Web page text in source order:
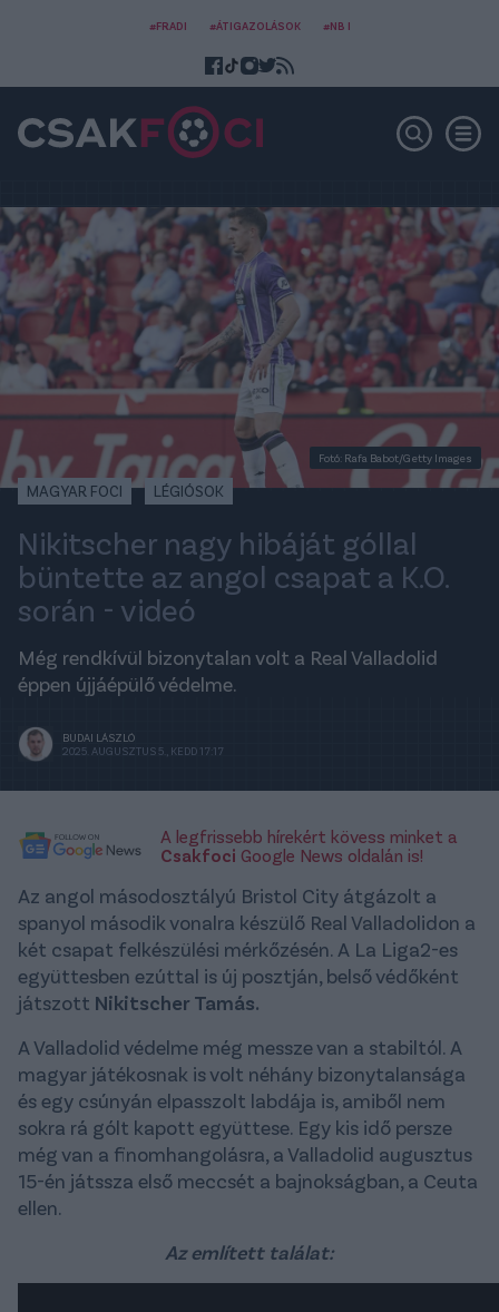
#FRADI #ÁTIGAZOLÁSOK #NB I
Fotó: Rafa Babot/Getty Images
MAGYAR FOCI LÉGIÓSOK
Nikitscher nagy hibáját góllal
büntette az angol csapat a K.O.
során - videó
Még rendkívül bizonytalan volt a Real Valladolid
éppen újjáépülő védelme.
BUDAI LÁSZLÓ
2025. AUGUSZTUS 5., KEDD 17:17
A legfrissebb hírekért kövess minket a
Csakfoci Google News oldalán is!
Az angol másodosztályú Bristol City átgázolt a
spanyol második vonalra készülő Real Valladolidon a
két csapat felkészülési mérkőzésén. A La Liga2-es
együttesben ezúttal is új posztján, belső védőként
játszott Nikitscher Tamás.
A Valladolid védelme még messze van a stabiltól. A
magyar játékosnak is volt néhány bizonytalansága
és egy csúnyán elpasszolt labdája is, amiből nem
sokra rá gólt kapott együttese. Egy kis idő persze
még van a finomhangolásra, a Valladolid augusztus
15-én játssza első meccsét a bajnokságban, a Ceuta
ellen.
Az említett találat: